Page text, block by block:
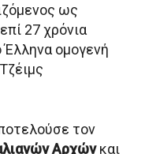
ως
27 χρόνια
Έλληνα ομογενή
τον
Αρχώνκαι